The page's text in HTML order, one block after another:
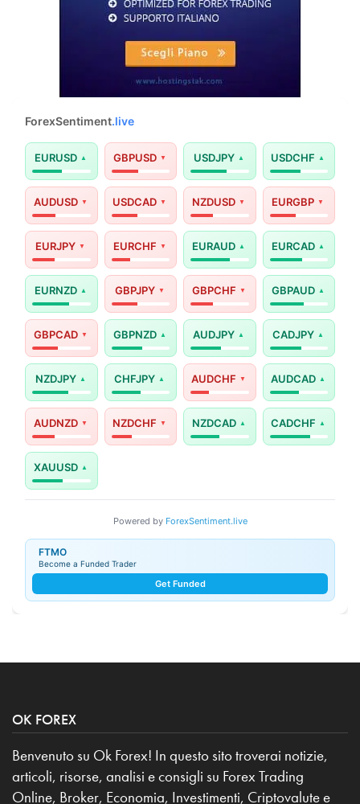
ForexSentiment.live
EURUSD GBPUSD USDJPY USDCHF
AUDUSD USDCAD NZDUSD EURGBP
EURJPY EURCHF EURAUD EURCAD
EURNZD GBPJPY GBPCHF GBPAUD
GBPCAD GBPNZD AUDJPY CADJPY
NZDJPY CHFJPY AUDCHF AUDCAD
AUDNZD NZDCHF NZDCAD CADCHF
XAUUSD
Powered by ForexSentiment.live
FTMO
Become a Funded Trader
Get Funded
OK FOREX
Benvenuto su Ok Forex! In questo sito troverai notizie,
articoli, risorse, analisi e consigli su Forex Trading
Online, Broker, Economia, Investimenti, Criptovalute e